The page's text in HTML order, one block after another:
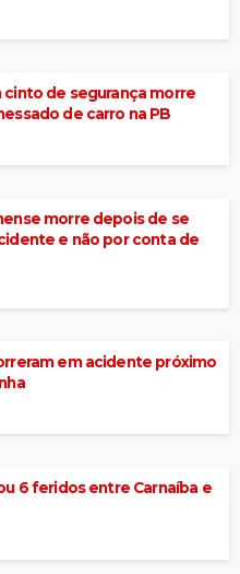
de segurança morre
de carro na PB
morre depois de se
e não por conta de
em acidente próximo
6 feridos entre Carnaíba e